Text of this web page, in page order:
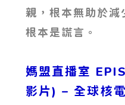
親，根本無助於減
根本是謊言。
媽盟直播室
影片) – 全球核